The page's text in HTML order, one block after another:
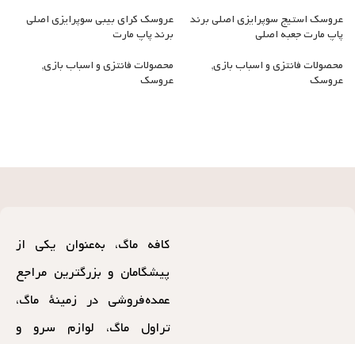
عروسک استیج سوپرایزی اصلی برند
پاپ مارت جعبه اصلی
محصولات فانتزی و اسباب بازی,
عروسک
عروسک کرای بیبی سوپرایزی اصلی
برند پاپ مارت
محصولات فانتزی و اسباب بازی,
عروسک
کافه ماگ، به‌عنوان یکی از
پیشگامان و بزرگترین مراجع
عمده‌فروشی در زمینهٔ ماگ،
تراول ماگ، لوازم سرو و